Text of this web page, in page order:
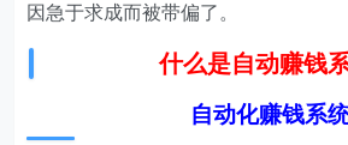
因急于求成而被带偏了。
什么是自动赚钱
自动化赚钱系